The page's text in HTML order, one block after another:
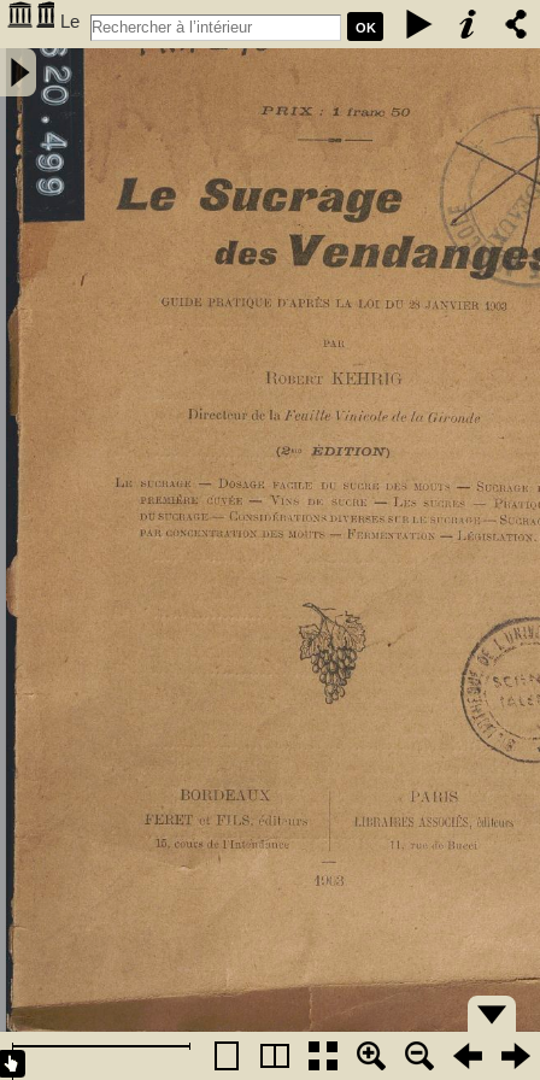
OK
Le
Sucrage des vendanges : guide pratique d'après la loi du 28 janvier
1903 - Kehrig, Robert (1873-1941). Auteur